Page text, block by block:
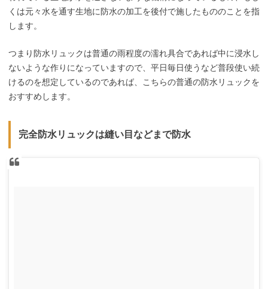
くは元々水を通す生地に防水の加工を後付で施したもののことを指
します。
つまり防水リュックは普通の雨程度の濡れ具合であれば中に浸水し
ないような作りになっていますので、平日毎日使うなど普段使い続
けるのを想定しているのであれば、こちらの普通の防水リュックを
おすすめします。
完全防水リュックは縫い目などまで防水